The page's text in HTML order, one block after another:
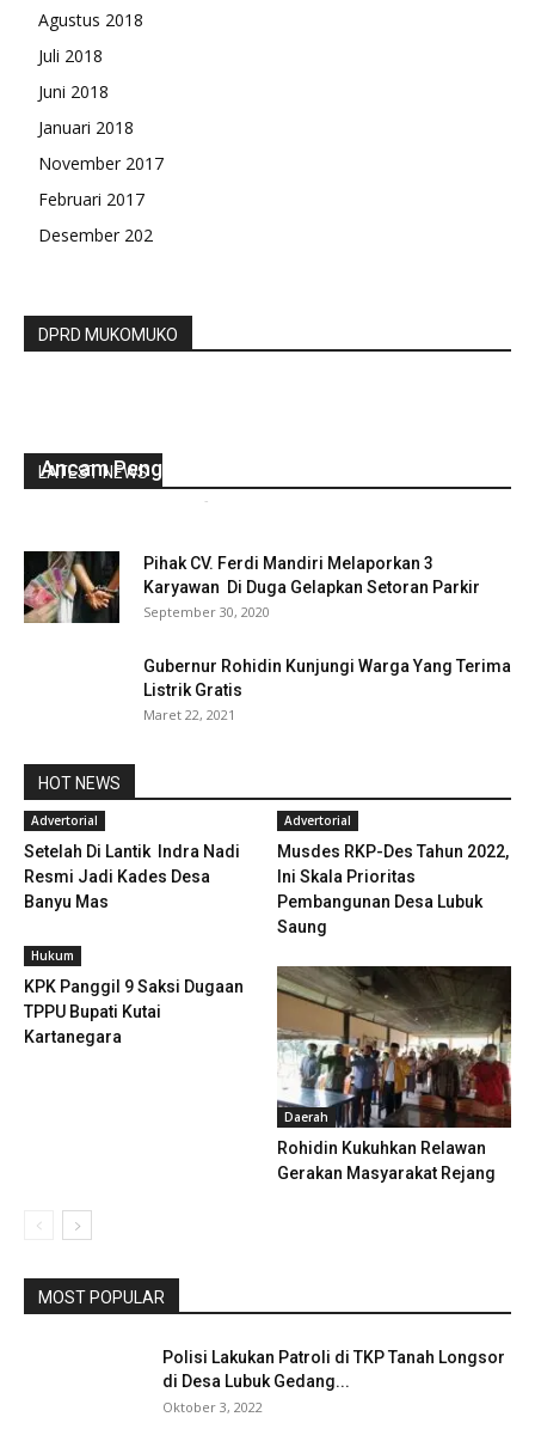
Agustus 2018
Juli 2018
Juni 2018
Januari 2018
November 2017
Februari 2017
Desember 202
DPRD MUKOMUKO
LATEST NEWS
Ancam Penggal Kepala Jokowi
-
Pihak CV. Ferdi Mandiri Melaporkan 3
Karyawan Di Duga Gelapkan Setoran Parkir
September 30, 2020
Gubernur Rohidin Kunjungi Warga Yang Terima
Listrik Gratis
Maret 22, 2021
HOT NEWS
Advertorial
Setelah Di Lantik Indra Nadi
Resmi Jadi Kades Desa
Banyu Mas
Advertorial
Musdes RKP-Des Tahun 2022,
Ini Skala Prioritas
Pembangunan Desa Lubuk
Saung
Hukum
KPK Panggil 9 Saksi Dugaan
TPPU Bupati Kutai
Kartanegara
Daerah
Rohidin Kukuhkan Relawan
Gerakan Masyarakat Rejang
MOST POPULAR
Polisi Lakukan Patroli di TKP Tanah Longsor
di Desa Lubuk Gedang...
Oktober 3, 2022